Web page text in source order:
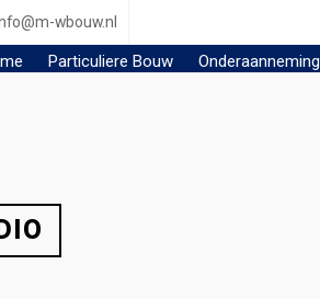
wbouw.nl
Particuliere Bouw Onderaanneming